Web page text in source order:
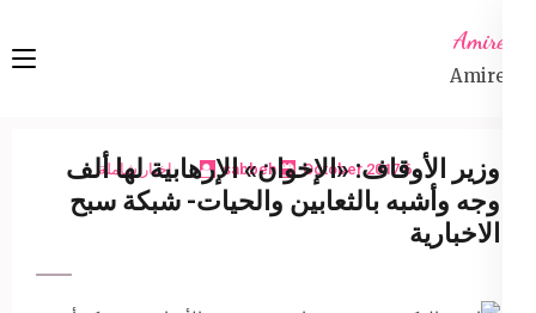
content
Amireta
Amireta
6 October 2017
sabbeh اخبار شاملة
وزير الأوقاف: «الإخوان» الإرهابية لها ألف
وجه وأشبه بالثعابين والحيات- شبكة سبح
الاخبارية